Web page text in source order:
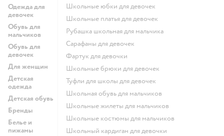
Одежда для
девочек
Обувь для
мальчиков
Обувь для
девочек
Для женщин
Детская
одежда
Детская обувь
Бренды
Белье и
пижамы
Школьные юбки для девочек
Школьные платья для девочек
Рубашка школьная для мальчика
Сарафаны для девочек
Фартук для девочки
Школьные брюки для девочек
Туфли для школы для девочек
Школьная обувь для мальчиков
Школьные жилеты для мальчиков
Школьные костюмы для мальчиков
Школьный кардиган для девочки